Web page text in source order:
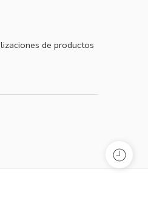
de productos